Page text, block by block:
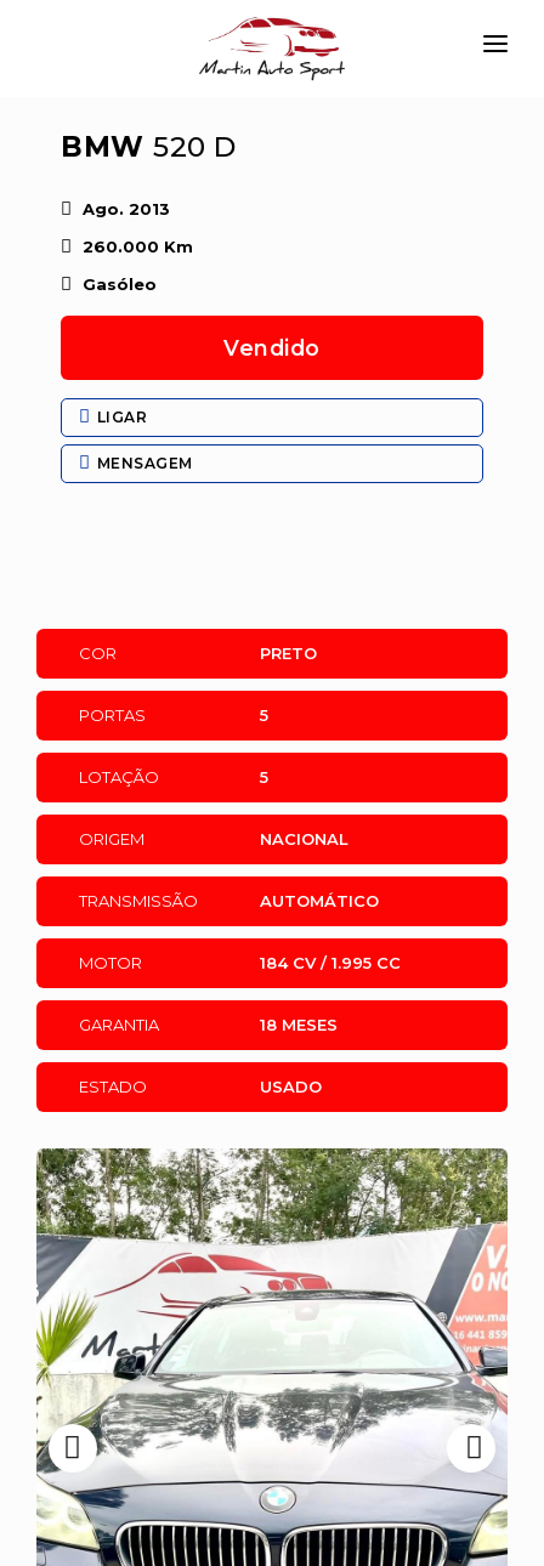
EMPRESA
VIATURAS
SERVIÇOS
BMW 520 D
Ago. 2013
260.000 Km
Gasóleo
Vendido
LIGAR
MENSAGEM
COR PRETO
PORTAS 5
LOTAÇÃO 5
ORIGEM NACIONAL
TRANSMISSÃO AUTOMÁTICO
MOTOR 184 CV / 1.995 CC
GARANTIA 18 MESES
ESTADO USADO